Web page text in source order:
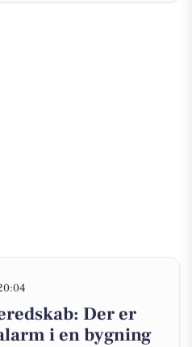
Der er
i en bygning